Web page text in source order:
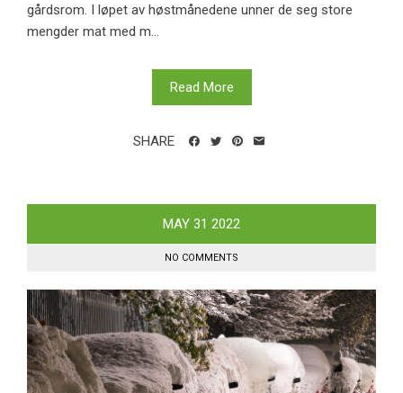
gårdsrom. I løpet av høstmånedene unner de seg store
mengder mat med m...
Read More
SHARE
MAY 31 2022
NO COMMENTS